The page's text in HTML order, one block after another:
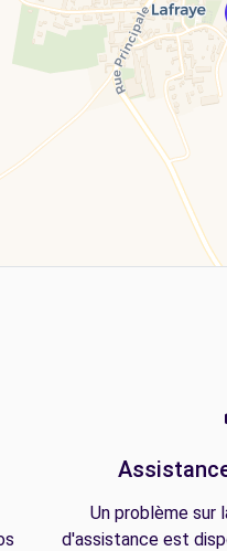
Un problème sur
d'assistance est